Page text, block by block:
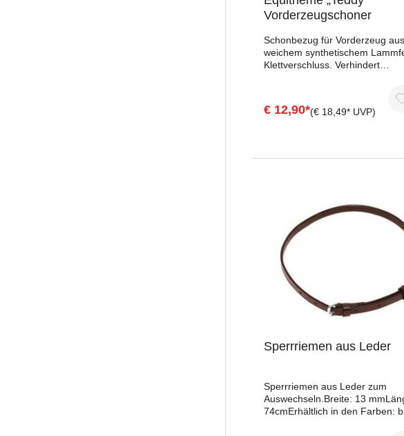
Vorderzeugschoner
Schonbezug für Vorderzeug
weichem synthetischem
Klettverschluss. Verhindert
€ 12,90*(€ 18,49* UVP)
Sperrriemen aus Leder
Sperrriemen aus Leder zum
Auswechseln.Breite: 13
74cmErhältlich in den Farben: